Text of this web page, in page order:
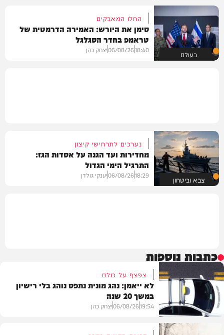
בעולם
החלו המאבקים
סימן את היורש: האמירה הדרמטית של
טראמפ בחדר הסגלגל
18:40
06/08/26יצחק כהן
צבא וביטחון
נערכים לתרחישי קיצון
מחדירות ועד הגנה על אסדות הגז:
התרגיל הימי הגדול
18:29
06/08/26יענקי גולדן
כתבות נוספות
צפצף על כולם
לא ייאמן: נהג מונית נתפס נוהג בלי רישיון
במשך 20 שנה
19:54
06/08/26יצחק כהן